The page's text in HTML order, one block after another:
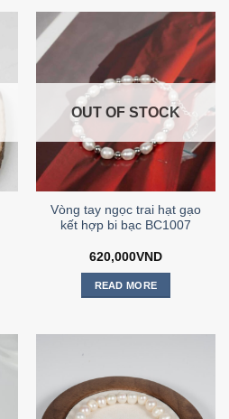
OUT OF STOCK
Vòng tay ngọc trai hạt gạo
kết hợp bi bạc BC1007
620,000VND
READ MORE